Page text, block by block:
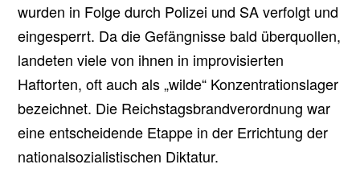
wurden in Folge durch Polizei und SA verfolgt und
eingesperrt. Da die Gefängnisse bald überquollen,
landeten viele von ihnen in improvisierten
Haftorten, oft auch als „wilde“ Konzentrationslager
bezeichnet. Die Reichstagsbrandverordnung war
eine entscheidende Etappe in der Errichtung der
nationalsozialistischen Diktatur.